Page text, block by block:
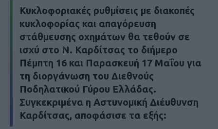
Κυκλοφοριακές ρυθμίσεις με διακοπές
κυκλοφορίας και απαγόρευση
στάθμευσης οχημάτων θα τεθούν σε
ισχύ στο Ν. Καρδίτσας το διήμερο
Πέμπτη 16 και Παρασκευή 17 Μαΐου για
τη διοργάνωση του Διεθνούς
Ποδηλατικού Γύρου Ελλάδας.
Συγκεκριμένα η Αστυνομική Διέυθυνση
Καρδίτσας, αποφάσισε τα εξής: